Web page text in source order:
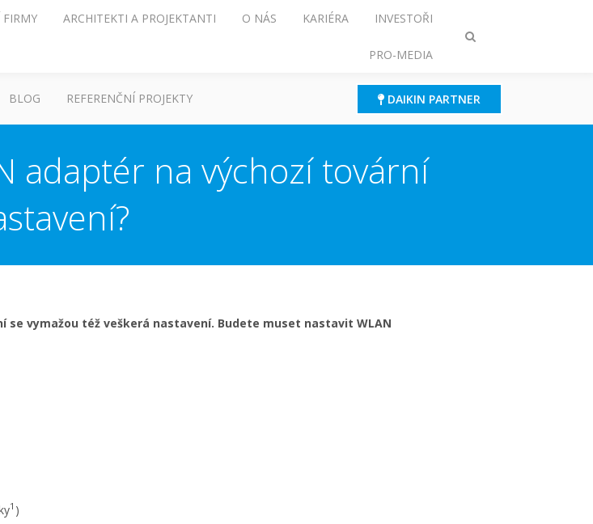
Přepnout
ARCHITEKTI A PROJEKTANTI O NÁS KARIÉRA INVESTOŘI
PRO-MEDIA
BLOG REFERENČNÍ PROJEKTY DAIKIN PARTNER
adaptér na výchozí tovární
vymažou též veškerá nastavení. Budete muset nastavit WLAN
1 )